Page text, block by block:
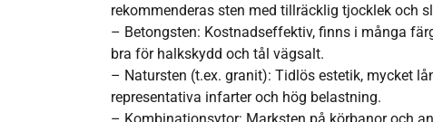
rekommenderas sten med tillräcklig tjocklek och
– Betongsten: Kostnadseffektiv, finns i många
bra för halkskydd och tål vägsalt.
– Natursten (t.ex. granit): Tidlös estetik, mycket
representativa infarter och hög belastning.